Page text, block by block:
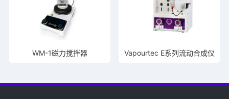
WM-1磁力搅拌器 Vapourtec E系列流动合成仪